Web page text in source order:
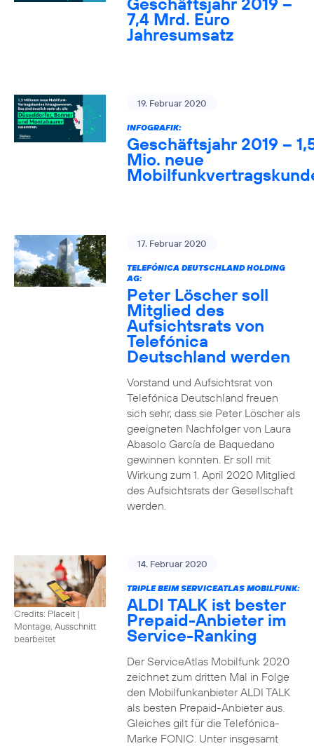
7,4 Mrd. Euro
Jahresumsatz
19. Februar 2020
INFOGRAFIK:
Geschäftsjahr 2019 –
Mio. neue
17. Februar 2020
TELEFÓNICA DEUTSCHLAND HOLDING
AG:
Peter Löscher soll
Mitglied des
Aufsichtsrats von
Telefónica
Deutschland werden
Vorstand und Aufsichtsrat von
Telefónica Deutschland freuen
sich sehr, dass sie Peter Löscher als
geeigneten Nachfolger von Laura
Abasolo García de Baquedano
gewinnen konnten. Er soll mit
Wirkung zum 1. April 2020 Mitglied
des Aufsichtsrats der Gesellschaft
werden.
Credits: Placeit |
Montage, Ausschnitt
bearbeitet
14. Februar 2020
TRIPLE BEIM SERVICEATLAS MOBILFUNK:
ALDI TALK ist bester
Prepaid-Anbieter im
Service-Ranking
Der ServiceAtlas Mobilfunk 2020
zeichnet zum dritten Mal in Folge
den Mobilfunkanbieter ALDI TALK
als besten Prepaid-Anbieter aus.
Gleiches gilt für die Telefónica-
Marke FONIC. Unter insgesamt